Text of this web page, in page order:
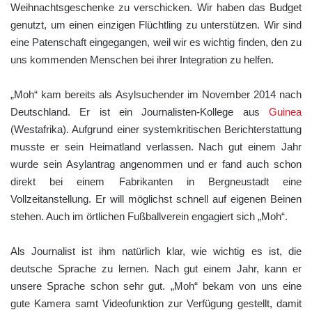
Weihnachtsgeschenke zu verschicken. Wir haben das Budget
genutzt, um einen einzigen Flüchtling zu unterstützen. Wir sind
eine Patenschaft eingegangen, weil wir es wichtig finden, den zu
uns kommenden Menschen bei ihrer Integration zu helfen.
„Moh“ kam bereits als Asylsuchender im November 2014 nach
Deutschland. Er ist ein Journalisten-Kollege aus Guinea
(Westafrika). Aufgrund einer systemkritischen Berichterstattung
musste er sein Heimatland verlassen. Nach gut einem Jahr
wurde sein Asylantrag angenommen und er fand auch schon
direkt bei einem Fabrikanten in Bergneustadt eine
Vollzeitanstellung. Er will möglichst schnell auf eigenen Beinen
stehen. Auch im örtlichen Fußballverein engagiert sich „Moh“.
Als Journalist ist ihm natürlich klar, wie wichtig es ist, die
deutsche Sprache zu lernen. Nach gut einem Jahr, kann er
unsere Sprache schon sehr gut. „Moh“ bekam von uns eine
gute Kamera samt Videofunktion zur Verfügung gestellt, damit